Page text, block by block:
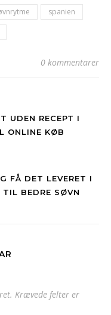
spanien
0 kommentarer
UDEN RECEPT I
ONLINE KØB
FÅ DET LEVERET I
TIL BEDRE SØVN
Krævede felter er